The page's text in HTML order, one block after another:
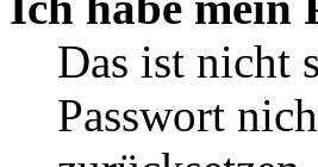
Das ist nicht
Passwort